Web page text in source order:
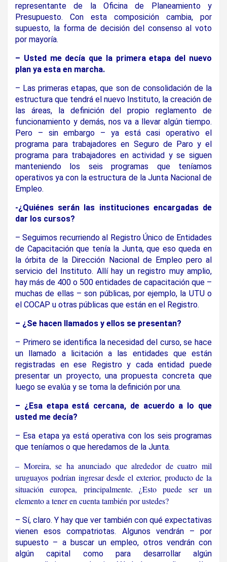
representante de la Oficina de Planeamiento y
Presupuesto. Con esta composición cambia, por
supuesto, la forma de decisión del consenso al voto
por mayoría.
– Usted me decía que la primera etapa del nuevo
plan ya esta en marcha.
– Las primeras etapas, que son de consolidación de la
estructura que tendrá el nuevo Instituto, la creación de
las áreas, la definición del propio reglamento de
funcionamiento y demás, nos va a llevar algún tiempo.
Pero – sin embargo – ya está casi operativo el
programa para trabajadores en Seguro de Paro y el
programa para trabajadores en actividad y se siguen
manteniendo los seis programas que teníamos
operativos ya con la estructura de la Junta Nacional de
Empleo.
-¿Quiénes serán las instituciones encargadas de
dar los cursos?
– Seguimos recurriendo al Registro Único de Entidades
de Capacitación que tenía la Junta, que eso queda en
la órbita de la Dirección Nacional de Empleo pero al
servicio del Instituto. Allí hay un registro muy amplio,
hay más de 400 o 500 entidades de capacitación que –
muchas de ellas – son públicas, por ejemplo, la UTU o
el COCAP u otras públicas que están en el Registro.
– ¿Se hacen llamados y ellos se presentan?
– Primero se identifica la necesidad del curso, se hace
un llamado a licitación a las entidades que están
registradas en ese Registro y cada entidad puede
presentar un proyecto, una propuesta concreta que
luego se evalúa y se toma la definición por una.
– ¿Esa etapa está cercana, de acuerdo a lo que
usted me decía?
– Esa etapa ya está operativa con los seis programas
que teníamos o que heredamos de la Junta.
– Moreira, se ha anunciado que alrededor de cuatro mil
uruguayos podrían ingresar desde el exterior, producto de la
situación europea, principalmente. ¿Esto puede ser un
elemento a tener en cuenta también por ustedes?
– Sí, claro. Y hay que ver también con qué expectativas
vienen esos compatriotas. Algunos vendrán – por
supuesto – a buscar un empleo, otros vendrán con
algún capital como para desarrollar algún